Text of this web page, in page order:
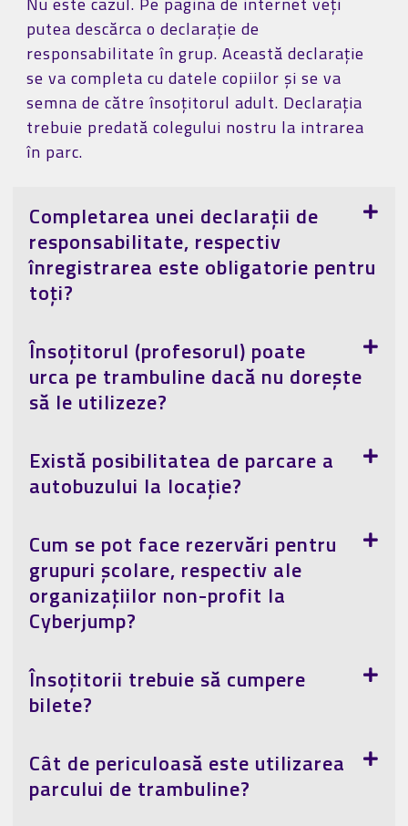
putea descărca o declarație de
responsabilitate în grup. Această declarație
se va completa cu datele copiilor și se va
semna de către însoțitorul adult. Declarația
trebuie predată colegului nostru la intrarea
în parc.
Completarea unei declarații de
responsabilitate, respectiv
înregistrarea este obligatorie pentru
toți?
Însoțitorul (profesorul) poate
urca pe trambuline dacă nu dorește
să le utilizeze?
Există posibilitatea de parcare a
autobuzului la locație?
Cum se pot face rezervări pentru
grupuri școlare, respectiv ale
organizațiilor non-profit la
Cyberjump?
Însoțitorii trebuie să cumpere
bilete?
Cât de periculoasă este utilizarea
parcului de trambuline?